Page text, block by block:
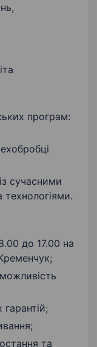
програм:
сучасними
технологіями.
до 17.00 на
гарантій;
та